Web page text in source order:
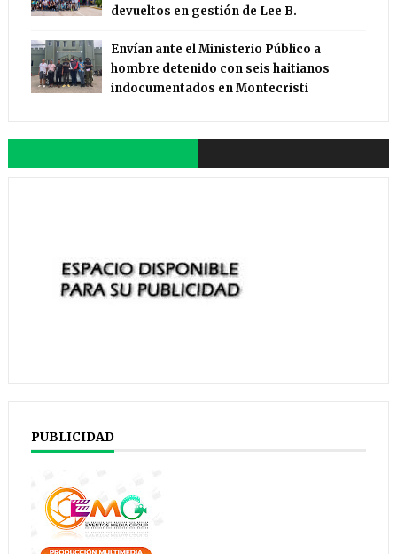
devueltos en gestión de Lee B.
Envían ante el Ministerio Público a
hombre detenido con seis haitianos
indocumentados en Montecristi
PUBLICIDAD